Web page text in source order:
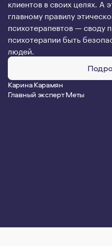
клиентов в своих целях. А
главному правилу
психотерапевтов — своду
психотерапии быть
людей.
Карина Карамян
Главный эксперт Меты